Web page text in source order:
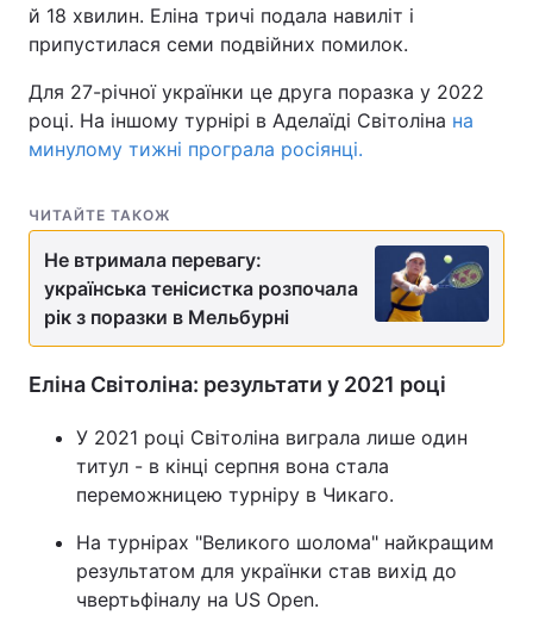
Контакти
Тема оформлення
й 18 хвилин. Еліна тричі подала навиліт і
припустилася семи подвійних помилок.
Для 27-річної українки це друга поразка у 2022
році. На іншому турнірі в Аделаїді Світоліна на
минулому тижні програла росіянці.
ЧИТАЙТЕ ТАКОЖ
Не втримала перевагу:
українська тенісистка розпочала
рік з поразки в Мельбурні
Еліна Світоліна: результати у 2021 році
У 2021 році Світоліна виграла лише один
титул - в кінці серпня вона стала
переможницею турніру в Чикаго.
На турнірах "Великого шолома" найкращим
результатом для українки став вихід до
чвертьфіналу на US Open.